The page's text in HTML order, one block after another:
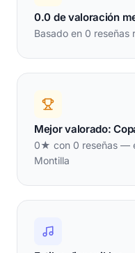
0.0 de valoración
Basado en 0 reseñas
Mejor valorado:
0★ con 0 reseñas —
Montilla